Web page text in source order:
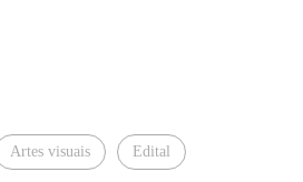
Artes visuais Edital